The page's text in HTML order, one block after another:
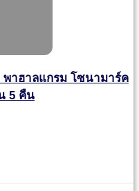
าฮาลแกรม โซนามาร์ค
5 คืน